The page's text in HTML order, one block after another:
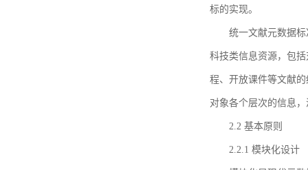
标的实现。
统一文献元数据
科技类信息资源，包
程、开放课件等文献
对象各个层次的信息
2.2 基本原则
2.2.1 模块化设计